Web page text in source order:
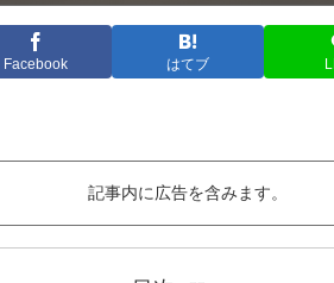
Facebook はてブ
記事内に広告を含みます。